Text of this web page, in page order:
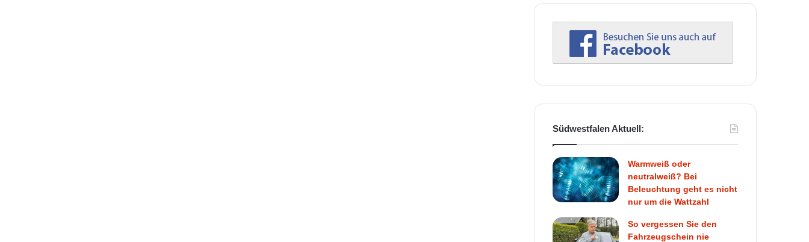
Südwestfalen Aktuell:
Warmweiß oder
neutralweiß? Bei
Beleuchtung geht es nicht
nur um die Wattzahl
So vergessen Sie den
Fahrzeugschein nie